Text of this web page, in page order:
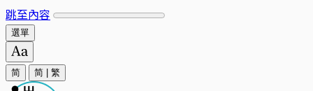
跳至內容
選單
简 简 繁